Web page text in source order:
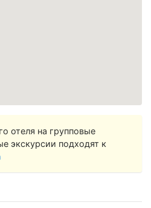
отеля на групповые
экскурсии подходят к